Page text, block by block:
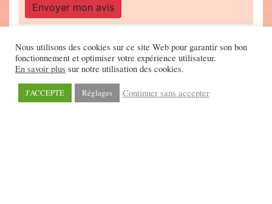
Envoyer mon avis
Nous utilisons des cookies sur ce site Web pour garantir son bon
fonctionnement et optimiser votre expérience utilisateur.
En savoir plus sur notre utilisation des cookies.
J'ACCEPTE Réglages Continuer sans accepter